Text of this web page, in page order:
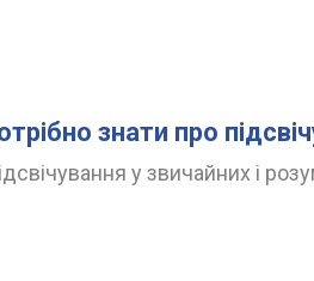
знати про
у звичайних і